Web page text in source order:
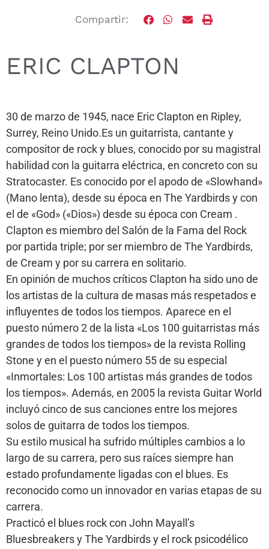
Compartir:
ERIC CLAPTON
30 de marzo de 1945, nace Eric Clapton en Ripley,
Surrey, Reino Unido.Es un guitarrista, cantante y
compositor de rock y blues, conocido por su magistral
habilidad con la guitarra eléctrica, en concreto con su
Stratocaster. Es conocido por el apodo de «Slowhand»
(Mano lenta), desde su época en The Yardbirds y con
el de «God» («Dios») desde su época con Cream .
Clapton es miembro del Salón de la Fama del Rock
por partida triple; por ser miembro de The Yardbirds,
de Cream y por su carrera en solitario.
En opinión de muchos críticos Clapton ha sido uno de
los artistas de la cultura de masas más respetados e
influyentes de todos los tiempos. Aparece en el
puesto número 2 de la lista «Los 100 guitarristas más
grandes de todos los tiempos» de la revista Rolling
Stone y en el puesto número 55 de su especial
«Inmortales: Los 100 artistas más grandes de todos
los tiempos». Además, en 2005 la revista Guitar World
incluyó cinco de sus canciones entre los mejores
solos de guitarra de todos los tiempos.
Su estilo musical ha sufrido múltiples cambios a lo
largo de su carrera, pero sus raíces siempre han
estado profundamente ligadas con el blues. Es
reconocido como un innovador en varias etapas de su
carrera.
Practicó el blues rock con John Mayall’s
Bluesbreakers y The Yardbirds y el rock psicodélico